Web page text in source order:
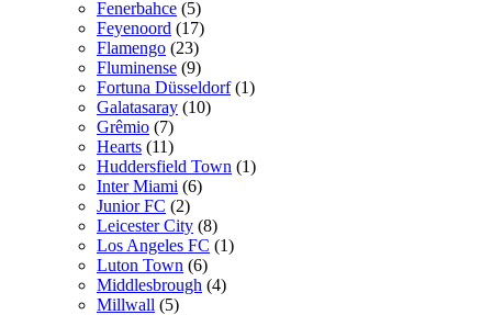
Fenerbahce (5)
Feyenoord (17)
Flamengo (23)
Fluminense (9)
Fortuna Düsseldorf (1)
Galatasaray (10)
Grêmio (7)
Hearts (11)
Huddersfield Town (1)
Inter Miami (6)
Junior FC (2)
Leicester City (8)
Los Angeles FC (1)
Luton Town (6)
Middlesbrough (4)
Millwall (5)